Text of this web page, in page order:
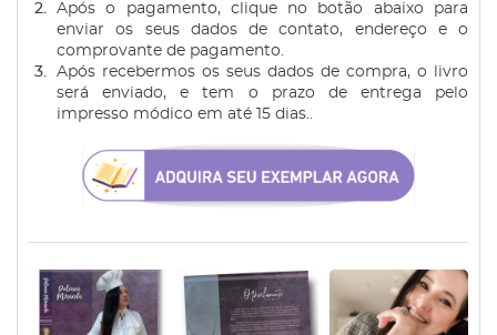
Após o pagamento, clique no botão abaixo para
enviar os seus dados de contato, endereço e o
comprovante de pagamento.
Após recebermos os seus dados de compra, o livro
será enviado, e tem o prazo de entrega pelo
impresso módico em até 15 dias..